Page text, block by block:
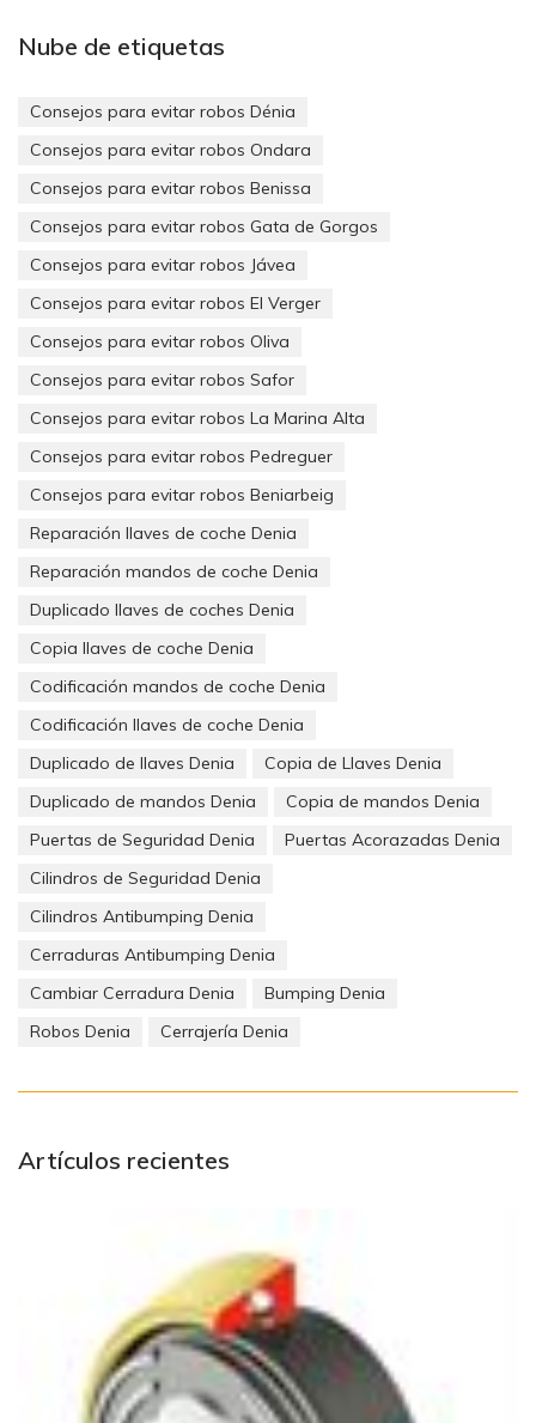
Nube de etiquetas
Consejos para evitar robos Dénia
Consejos para evitar robos Ondara
Consejos para evitar robos Benissa
Consejos para evitar robos Gata de Gorgos
Consejos para evitar robos Jávea
Consejos para evitar robos El Verger
Consejos para evitar robos Oliva
Consejos para evitar robos Safor
Consejos para evitar robos La Marina Alta
Consejos para evitar robos Pedreguer
Consejos para evitar robos Beniarbeig
Reparación llaves de coche Denia
Reparación mandos de coche Denia
Duplicado llaves de coches Denia
Copia llaves de coche Denia
Codificación mandos de coche Denia
Codificación llaves de coche Denia
Duplicado de llaves Denia
Copia de Llaves Denia
Duplicado de mandos Denia
Copia de mandos Denia
Puertas de Seguridad Denia
Puertas Acorazadas Denia
Cilindros de Seguridad Denia
Cilindros Antibumping Denia
Cerraduras Antibumping Denia
Cambiar Cerradura Denia
Bumping Denia
Robos Denia
Cerrajería Denia
Artículos recientes